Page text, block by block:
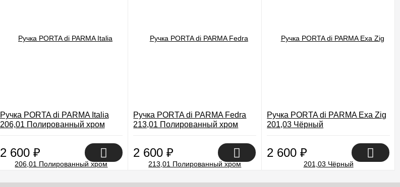
Ручка PORTA di PARMA Italia
206,01 Полированный хром
2 600 ₽
Ручка PORTA di PARMA Fedra
213,01 Полированный хром
2 600₽
Ручка PORTA di PARMA Exa Zig
201,03 Чёрный
2 600₽